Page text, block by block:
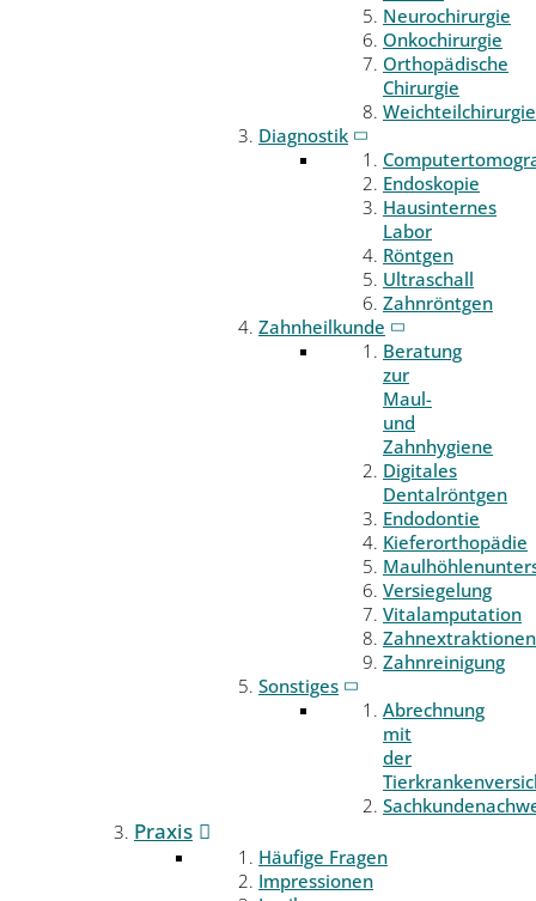
Neurochirurgie
Onkochirurgie
Orthopädische
Chirurgie
Weichteilchirurgie
Diagnostik
Endoskopie
Hausinternes
Labor
Röntgen
Ultraschall
Zahnröntgen
Zahnheilkunde
Beratung
zur
Maul-
und
Zahnhygiene
Digitales
Dentalröntgen
Endodontie
Kieferorthopädie
Versiegelung
Vitalamputation
Zahnextraktionen
Zahnreinigung
Sonstiges
Abrechnung
mit
der
Praxis
Häufige Fragen
Impressionen